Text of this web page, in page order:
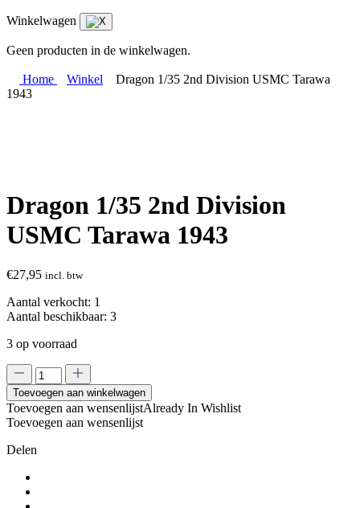
Winkelwagen
Geen producten in de winkelwagen.
Home Winkel
Dragon 1/35 2nd Division USMC Tarawa
1943
Dragon 1/35 2nd Division
USMC Tarawa 1943
€27,95 incl. btw
Aantal verkocht: 1
Aantal beschikbaar: 3
3 op voorraad
Dragon
1/35
2nd
Division
USMC
1943
Toevoegen aan winkelwagen
Toevoegen aan wensenlijstAlready In Wishlist
Toevoegen aan wensenlijst
Delen